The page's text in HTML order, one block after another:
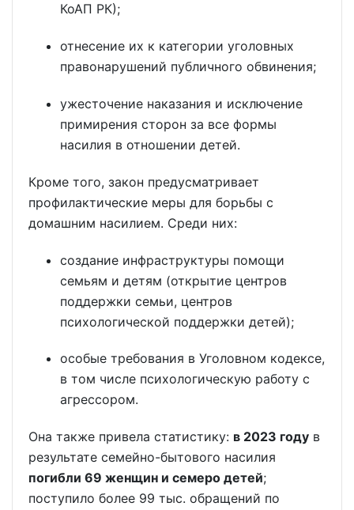
КоАП РК);
отнесение их к категории уголовных
правонарушений публичного обвинения;
ужесточение наказания и исключение
примирения сторон за все формы
насилия в отношении детей.
Кроме того, закон предусматривает
профилактические меры для борьбы с
домашним насилием. Среди них:
создание инфраструктуры помощи
семьям и детям (открытие центров
поддержки семьи, центров
психологической поддержки детей);
особые требования в Уголовном кодексе,
в том числе психологическую работу с
агрессором.
Она также привела статистику: в 2023 году в
результате семейно-бытового насилия
погибли 69 женщин и семеро детей;
поступило более 99 тыс. обращений по